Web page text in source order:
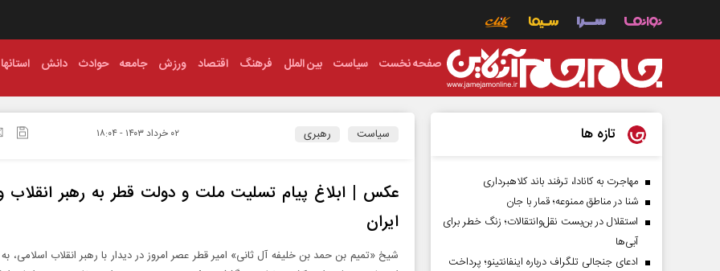
صفحه نخست سیاست بین الملل فرهنگ اقتصاد ورزش جامعه حوادث دانش استانها
سیاست رهبری ۰۲ خرداد ۱۴۰۳ - ۱۸:۰۴
عکس | ابلاغ پیام تسلیت ملت و دولت قطر به رهبر
ایران
شیخ «تمیم بن حمد بن خلیفه آل ثانی» امیر قطر عصر امروز در دیدار با رهبر انقلاب اسلامی، به
تازه ها
مهاجرت به کانادا، ترفند باند کلاهبرداری
شنا در مناطق ممنوعه؛ قمار با جان
استقلال در بن‌بست نقل‌وانتقالات؛ زنگ خطر برای
آبی‌ها
ادعای جنجالی تلگراف درباره اینفانتینو؛ پرداخت